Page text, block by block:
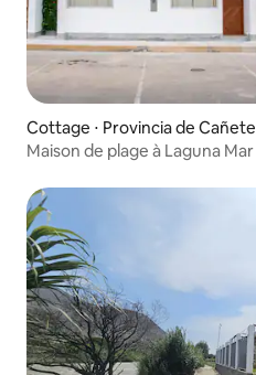
Cottage ⋅ Provincia de Cañete
Maison de plage à Laguna Mar